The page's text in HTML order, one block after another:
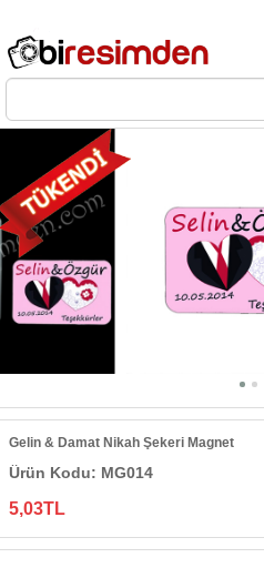
Gelin & Damat Nikah Şekeri Magnet
Ürün Kodu: MG014
5,03TL